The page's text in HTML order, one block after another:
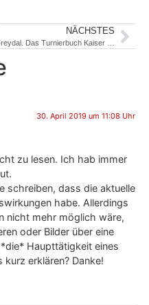
NÄCHSTES
30. April 2019 um 11:08 Uhr
zu lesen. Ich hab immer
schreiben, dass die aktuelle
habe. Allerdings
nicht mehr möglich wäre,
oder Bilder über eine
Haupttätigkeit eines
kurz erklären? Danke!